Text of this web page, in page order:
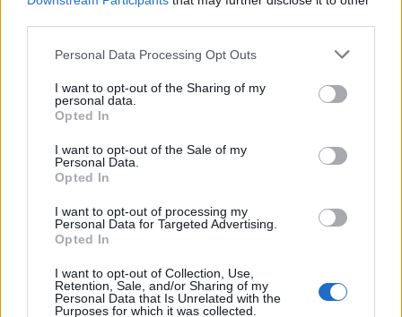
Personal Data Processing Opt Outs
I want to opt-out of the Sharing of my
personal data.
Opted In
I want to opt-out of the Sale of my
Personal Data.
Opted In
I want to opt-out of processing my
Personal Data for Targeted Advertising.
Opted In
I want to opt-out of Collection, Use,
Retention, Sale, and/or Sharing of my
Personal Data that Is Unrelated with the
Purposes for which it was collected.
Εξάλλου περίπου ένας έφηβος στους 10 (το 9%) έχει
το 5% είχε μεθύσει ήδη από την ηλικία των 13 ετών
όπως και το 20% των 15χρονων.
«Αυτό καταδεικνύει μια τάση κλιμάκωσης στην
υπερβολική κατανάλωση αλκοόλ μεταξύ των
νέων», κατήγγειλε ο ΠΟΥ Ευρώπης.
«Τα αποτελέσματα αυτά υπογραμμίζουν σε ποιο